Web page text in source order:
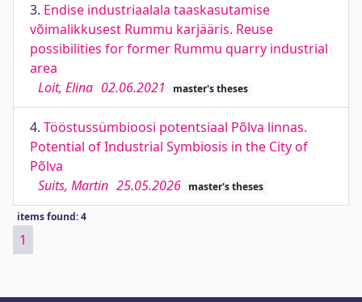
3. Endise industriaalala taaskasutamise
võimalikkusest Rummu karjääris. Reuse
possibilities for former Rummu quarry industrial
area
Loit, Elina 02.06.2021 master's theses
4. Tööstussümbioosi potentsiaal Põlva linnas.
Potential of Industrial Symbiosis in the City of
Põlva
Suits, Martin 25.05.2026 master's theses
items found: 4
1